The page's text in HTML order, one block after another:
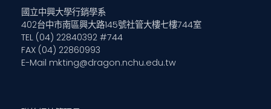
國立中興大學行銷學系
402台中市南區興大路145號社管大樓七樓744室
TEL (04) 22840392 #744
FAX (04) 22860993
E-Mail mkting@dragon.nchu.edu.tw